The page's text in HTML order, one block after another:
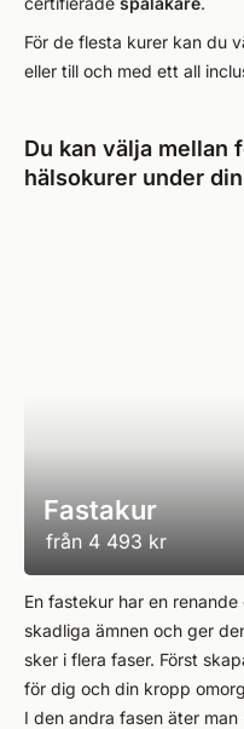
För de flesta kurer kan du
eller till och med ett all
Du kan välja mellan
hälsokurer under
Fastakur
från 4 493 kr
En fastekur har en renande
skadliga ämnen och ger
sker i flera faser. Först
för dig och din kropp
I den andra fasen äter